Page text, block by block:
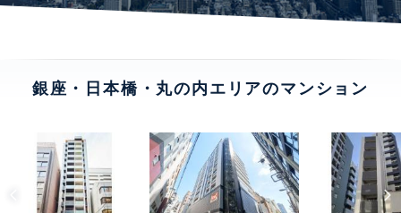
銀座・日本橋・丸の内エリアのマンション